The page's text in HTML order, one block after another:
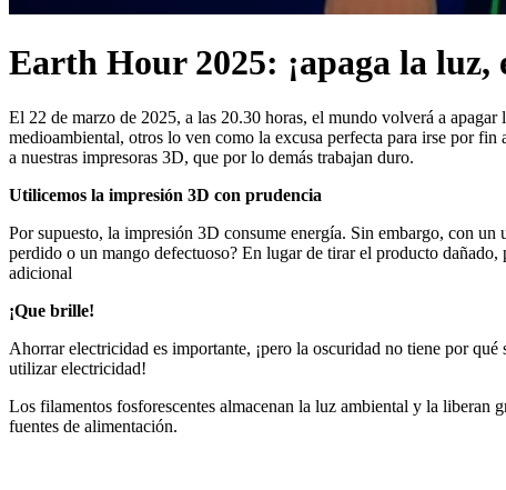
Earth Hour 2025: ¡apaga la
El 22 de marzo de 2025, a las 20.30 horas, el mundo volverá a
medioambiental, otros lo ven como la excusa perfecta para irse por fin
a nuestras impresoras 3D, que por lo demás trabajan duro.
Utilicemos la impresión 3D con prudencia
Por supuesto, la impresión 3D consume energía. Sin embargo, con
perdido o un mango defectuoso? En lugar de tirar el producto
adicional
¡Que brille!
Ahorrar electricidad es importante, ¡pero la oscuridad no tiene por
utilizar electricidad!
Los filamentos fosforescentes almacenan la luz ambiental y la liberan
fuentes de alimentación.